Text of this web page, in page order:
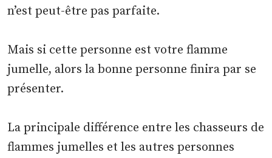
n’est peut-être pas parfaite.
Mais si cette personne est votre flamme
jumelle, alors la bonne personne finira par se
présenter.
La principale différence entre les chasseurs de
flammes jumelles et les autres personnes